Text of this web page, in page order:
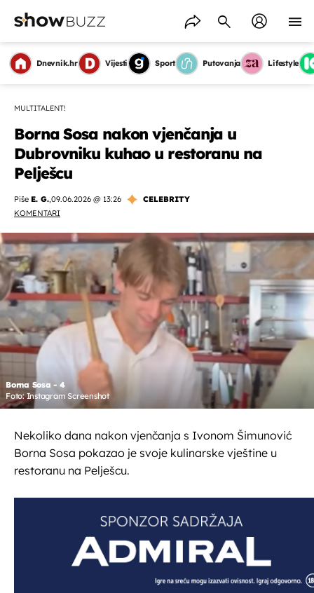
Dnevnik.hr Vijesti Sport Putovanja Lifestyle
MULTITALENT!
Borna Sosa nakon vjenčanja u
Dubrovniku kuhao u restoranu na
Pelješcu
Piše E. G.,09.06.2026 @ 13:26
CELEBRITY
KOMENTARI
Borna Sosa - 4
Foto: Instagram Screenshot
Nekoliko dana nakon vjenčanja s Ivonom Šimunović
Borna Sosa pokazao je svoje kulinarske vještine u
restoranu na Pelješcu.
OMOGUĆI OBAVIJESTI